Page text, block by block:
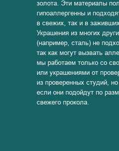
золота. Эти материалы
гипоаллергенны и
в свежих, так и в
Украшения из многих
(например, сталь) не
так как могут вызвать
мы работаем только со
или украшениями от
из проверенных студий,
если они подойдут по
свежего прокола.